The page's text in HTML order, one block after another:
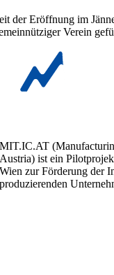
der Eröffnung im
Verein
MIT.IC.AT
Austria) ist ein
Wien zur Förderung der
produzierenden